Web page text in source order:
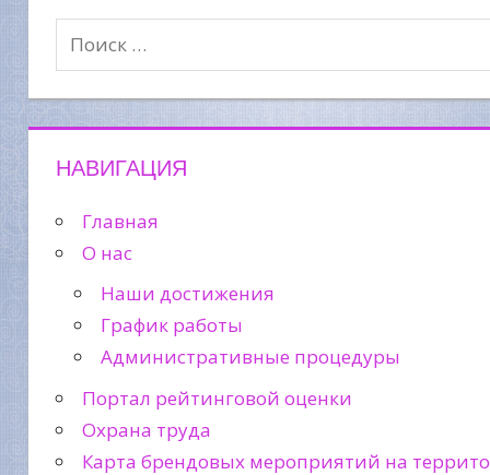
НАВИГАЦИЯ
Главная
О нас
Наши достижения
График работы
Административные процедуры
Портал рейтинговой оценки
Охрана труда
Карта брендовых мероприятий на